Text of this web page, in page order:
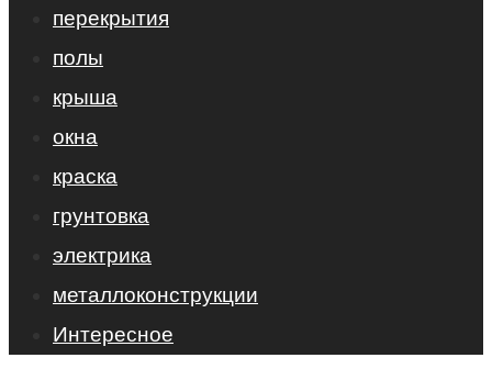
перекрытия
полы
крыша
окна
краска
грунтовка
электрика
металлоконструкции
Интересное